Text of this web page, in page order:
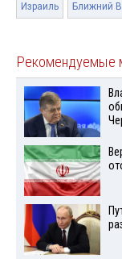
Израиль Ближний
Рекомендуемые